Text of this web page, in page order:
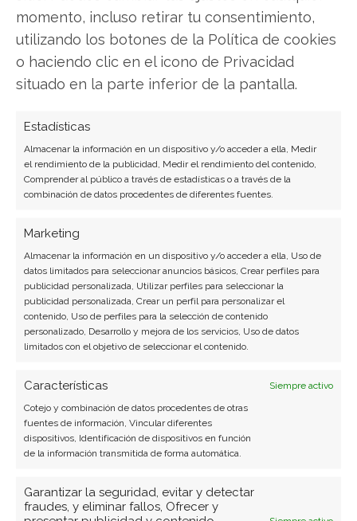
momento, incluso retirar tu consentimiento,
utilizando los botones de la Política de cookies
o haciendo clic en el icono de Privacidad
situado en la parte inferior de la pantalla.
Estadísticas
Almacenar la información en un dispositivo y/o acceder a ella, Medir
el rendimiento de la publicidad, Medir el rendimiento del contenido,
Comprender al público a través de estadísticas o a través de la
combinación de datos procedentes de diferentes fuentes.
Marketing
Almacenar la información en un dispositivo y/o acceder a ella, Uso de
datos limitados para seleccionar anuncios básicos, Crear perfiles para
publicidad personalizada, Utilizar perfiles para seleccionar la
publicidad personalizada, Crear un perfil para personalizar el
contenido, Uso de perfiles para la selección de contenido
personalizado, Desarrollo y mejora de los servicios, Uso de datos
limitados con el objetivo de seleccionar el contenido.
Características
Siempre activo
Cotejo y combinación de datos procedentes de otras
fuentes de información, Vincular diferentes
dispositivos, Identificación de dispositivos en función
de la información transmitida de forma automática.
Garantizar la seguridad, evitar y detectar
fraudes, y eliminar fallos, Ofrecer y
Analista tecnológica enfocada en innovación digital,
comercio electrónico y aplicaciones móviles.
Colaboradora habitual en medios especializados
del sector tech.
BUSCAR